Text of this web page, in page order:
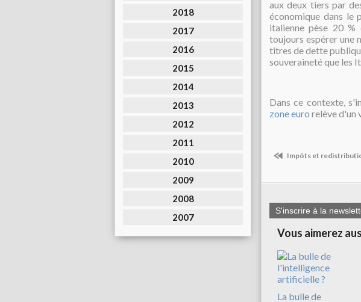
2018
2017
2016
2015
2014
2013
2012
2011
2010
2009
2008
2007
aux deux tiers par
économique dans le
italienne pèse 20 %
toujours espérer une
titres de dette
souveraineté que les
Dans ce contexte,
zone euro relève d'un
Impôts et
S'inscrire à la
Vous aimerez
La bulle de